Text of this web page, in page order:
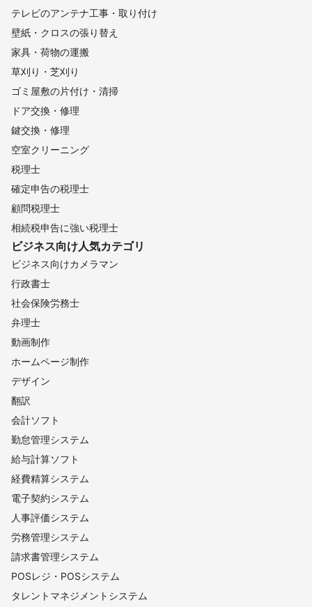
テレビのアンテナ工事・取り付け
壁紙・クロスの張り替え
家具・荷物の運搬
草刈り・芝刈り
ゴミ屋敷の片付け・清掃
ドア交換・修理
鍵交換・修理
空室クリーニング
税理士
確定申告の税理士
顧問税理士
相続税申告に強い税理士
ビジネス向け人気カテゴリ
ビジネス向けカメラマン
行政書士
社会保険労務士
弁理士
動画制作
ホームページ制作
デザイン
翻訳
会計ソフト
勤怠管理システム
給与計算ソフト
経費精算システム
電子契約システム
人事評価システム
労務管理システム
請求書管理システム
POSレジ・POSシステム
タレントマネジメントシステム